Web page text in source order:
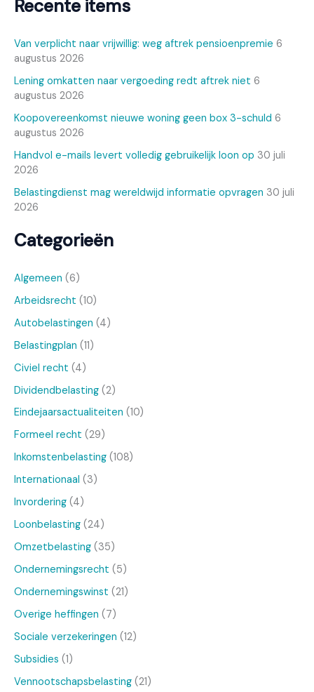
Recente items
Van verplicht naar vrijwillig: weg aftrek pensioenpremie 6
augustus 2026
Lening omkatten naar vergoeding redt aftrek niet 6
augustus 2026
Koopovereenkomst nieuwe woning geen box 3-schuld 6
augustus 2026
Handvol e-mails levert volledig gebruikelijk loon op 30 juli
2026
Belastingdienst mag wereldwijd informatie opvragen 30 juli
2026
Categorieën
Algemeen (6)
Arbeidsrecht (10)
Autobelastingen (4)
Belastingplan (11)
Civiel recht (4)
Dividendbelasting (2)
Eindejaarsactualiteiten (10)
Formeel recht (29)
Inkomstenbelasting (108)
Internationaal (3)
Invordering (4)
Loonbelasting (24)
Omzetbelasting (35)
Ondernemingsrecht (5)
Ondernemingswinst (21)
Overige heffingen (7)
Sociale verzekeringen (12)
Subsidies (1)
Vennootschapsbelasting (21)